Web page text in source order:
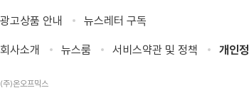
광고상품 안내 뉴스레터 구독
회사소개 뉴스룸 서비스약관 및 정책 개인
(주)온오프믹스